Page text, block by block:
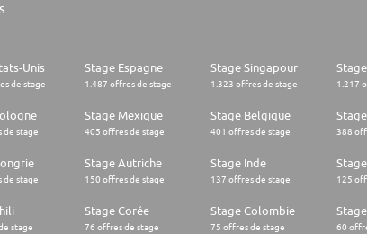
Unis
de stage
Stage Espagne
1.487 offres de stage
Stage Singapour
1.323 offres de stage 1.217
de stage
Stage Mexique
405 offres de stage
Stage Belgique
401 offres de stage 388
de stage
Stage Autriche
150 offres de stage
Stage Inde
137 offres de stage 125
stage
Stage Corée
76 offres de stage
Stage Colombie
75 offres de stage 60